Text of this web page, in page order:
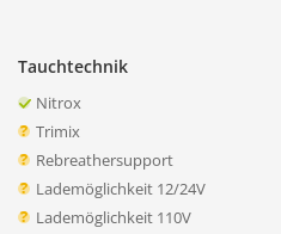
Tauchtechnik
Nitrox
Trimix
Rebreathersupport
Lademöglichkeit 12/24V
Lademöglichkeit 110V